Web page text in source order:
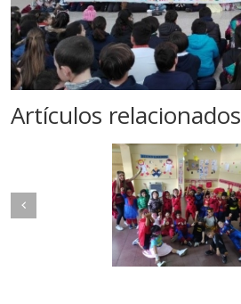
Artículos relacionados